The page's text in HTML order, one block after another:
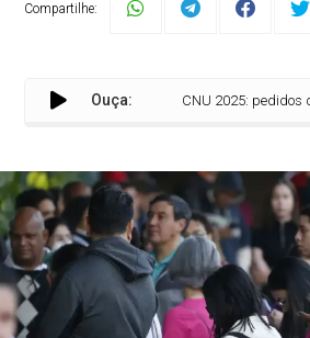
Compartilhe:
Ouça: CNU 2025: pedidos de